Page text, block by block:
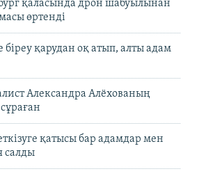
қаласында дрон шабуылынан
өртенді
біреу қарудан оқ атып, алты адам
Александра Алёхованың
қатысы бар адамдар мен
салды